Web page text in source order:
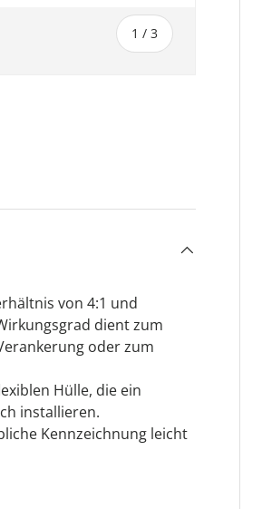
1 /von
3
von 4:1 und
dient zum
oder zum
Hülle, die ein
installieren.
Kennzeichnung leicht